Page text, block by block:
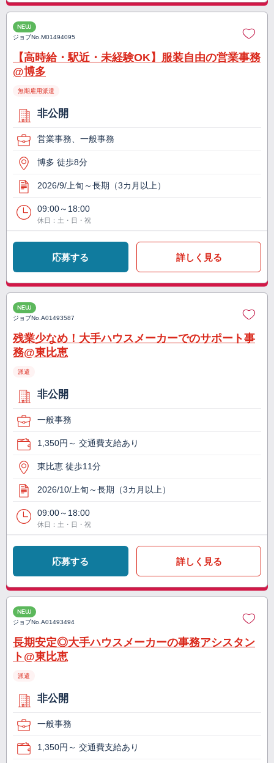
NEW
ジョブNo.M01494095
【高時給・駅近・未経験OK】服装自由の営業事務
@博多
無期雇用派遣
非公開
営業事務、一般事務
博多 徒歩8分
2026/9/上旬～長期（3カ月以上）
09:00～18:00
休日：土・日・祝
応募する 詳しく見る
NEW
ジョブNo.A01493587
残業少なめ！大手ハウスメーカーでのサポート事
務@東比恵
派遣
非公開
一般事務
1,350円～ 交通費支給あり
東比恵 徒歩11分
2026/10/上旬～長期（3カ月以上）
09:00～18:00
休日：土・日・祝
応募する 詳しく見る
NEW
ジョブNo.A01493494
長期安定◎大手ハウスメーカーの事務アシスタン
ト@東比恵
派遣
非公開
一般事務
1,350円～ 交通費支給あり